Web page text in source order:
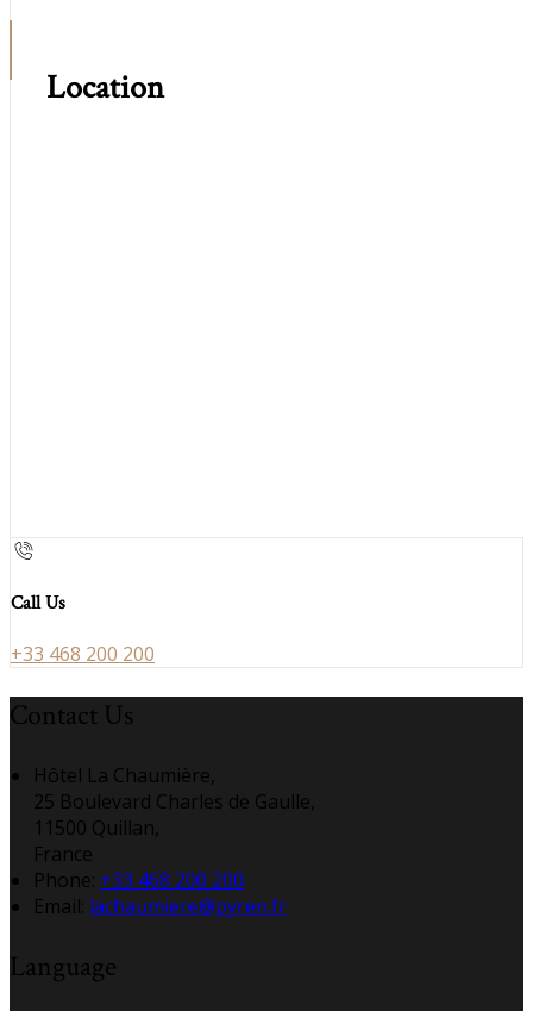
Location
Call Us
+33 468 200 200
Contact Us
Hôtel La Chaumière,
25 Boulevard Charles de Gaulle,
11500 Quillan,
France
Phone: +33 468 200 200
Email: lachaumiere@pyren.fr
Language